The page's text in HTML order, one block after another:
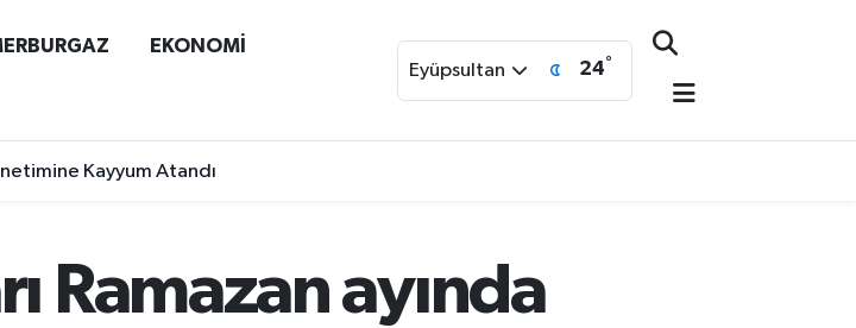
EKONOMİ
Eyüpsultan 24°
Kayyum Atandı
Ramazan ayında